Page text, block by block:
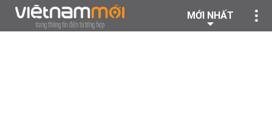
MỚI NHẤT